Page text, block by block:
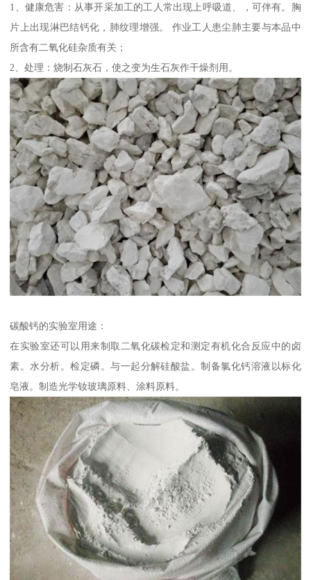
1、健康危害：从事开采加工的工人常出现上呼吸道、，可伴有。胸
片上出现淋巴结钙化，肺纹理增强。 作业工人患尘肺主要与本品中
所含有二氧化硅杂质有关；
2、处理：烧制石灰石，使之变为生石灰作干燥剂用。
碳酸钙的实验室用途：
在实验室还可以用来制取二氧化碳检定和测定有机化合反应中的卤
素。水分析。检定磷。与一起分解硅酸盐。制备氯化钙溶液以标化
皂液。制造光学钕玻璃原料、涂料原料。